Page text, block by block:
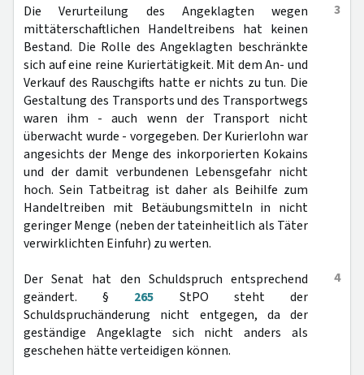
3
Die Verurteilung des Angeklagten wegen
mittäterschaftlichen Handeltreibens hat keinen
Bestand. Die Rolle des Angeklagten beschränkte
sich auf eine reine Kuriertätigkeit. Mit dem An- und
Verkauf des Rauschgifts hatte er nichts zu tun. Die
Gestaltung des Transports und des Transportwegs
waren ihm - auch wenn der Transport nicht
überwacht wurde - vorgegeben. Der Kurierlohn war
angesichts der Menge des inkorporierten Kokains
und der damit verbundenen Lebensgefahr nicht
hoch. Sein Tatbeitrag ist daher als Beihilfe zum
Handeltreiben mit Betäubungsmitteln in nicht
geringer Menge (neben der tateinheitlich als Täter
verwirklichten Einfuhr) zu werten.
4
Der Senat hat den Schuldspruch entsprechend
geändert. § 265 StPO steht der
Schuldspruchänderung nicht entgegen, da der
geständige Angeklagte sich nicht anders als
geschehen hätte verteidigen können.